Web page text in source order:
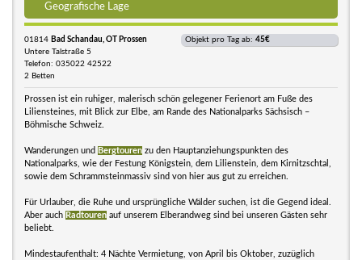
Geografische Lage
01814 Bad Schandau, OT Prossen
Untere Talstraße 5
Telefon: 035022 42522
2 Betten
Objekt pro Tag ab: 45€
Prossen ist ein ruhiger, malerisch schön gelegener Ferienort am Fuße des
Liliensteines, mit Blick zur Elbe, am Rande des Nationalparks Sächsisch –
Böhmische Schweiz.
Wanderungen und Bergtouren zu den Hauptanziehungspunkten des
Nationalparks, wie der Festung Königstein, dem Lilienstein, dem Kirnitzschtal,
sowie dem Schrammsteinmassiv sind von hier aus gut zu erreichen.
Für Urlauber, die Ruhe und ursprüngliche Wälder suchen, ist die Gegend ideal.
Aber auch Radtouren auf unserem Elberandweg sind bei unseren Gästen sehr
beliebt.
Mindestaufenthalt: 4 Nächte Vermietung, von April bis Oktober, zuzüglich